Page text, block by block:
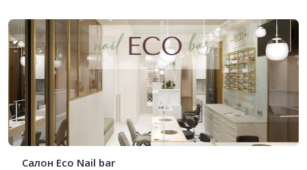
Салон Eco Nail bar